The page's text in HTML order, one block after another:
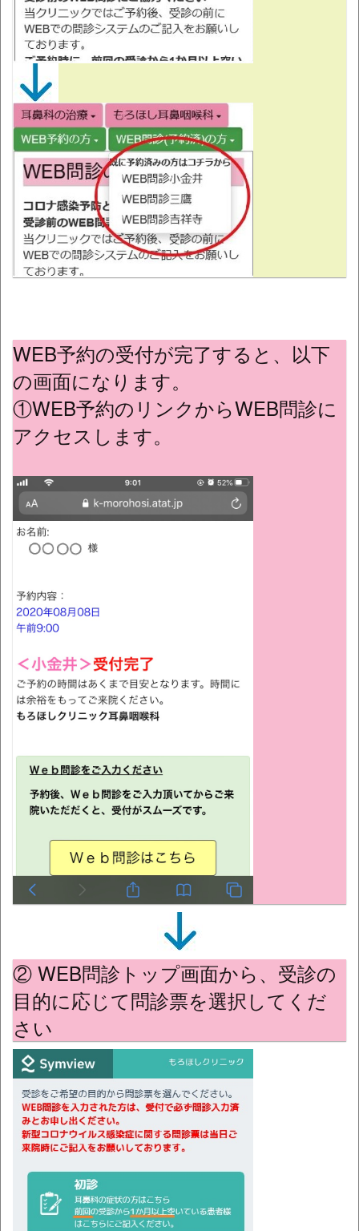
WEB予約の受付が完了すると、以下
の画面になります。
①WEB予約のリンクからWEB問診に
アクセスします。
② WEB問診トップ画面から、受診の
目的に応じて問診票を選択してくだ
さい